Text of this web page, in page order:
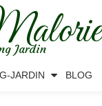
Jardin
JARDIN BLOG